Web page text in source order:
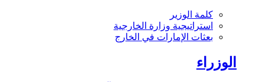
كلمة الوزير
استراتيجية وزارة الخارجية
بعثات الإمارات في الخارج
الوزراء